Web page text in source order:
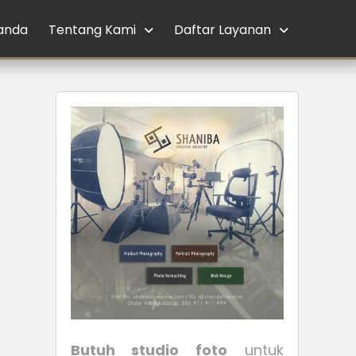
Tentang Kami Daftar Layanan
Butuh studio foto untuk